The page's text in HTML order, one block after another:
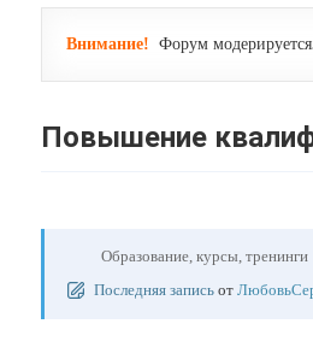
Внимание! Форум модерируется
Повышение
Образование, курсы, тренинги
Последняя запись от